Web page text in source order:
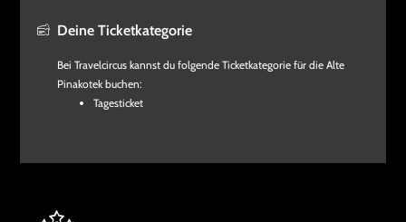
Deine Ticketkategorie
Bei Travelcircus kannst du folgende Ticketkategorie für die Alte
Pinakotek buchen:
Tagesticket